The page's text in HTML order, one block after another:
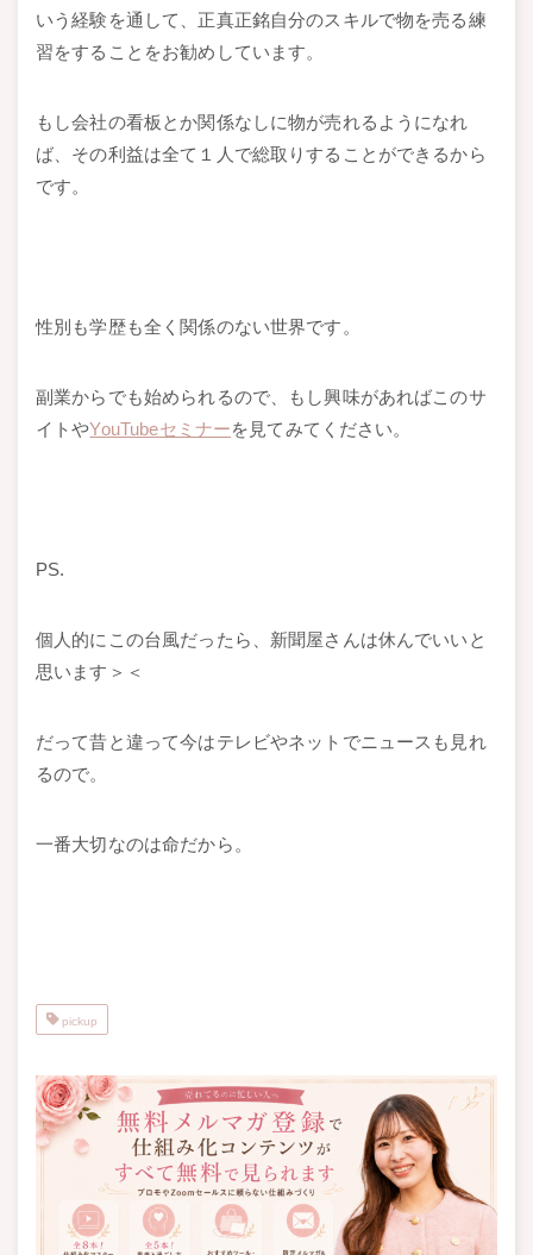
いう経験を通して、正真正銘自分のスキルで物を売る練
習をすることをお勧めしています。
もし会社の看板とか関係なしに物が売れるようになれ
ば、その利益は全て１人で総取りすることができるから
です。
性別も学歴も全く関係のない世界です。
副業からでも始められるので、もし興味があればこのサ
イトやYouTubeセミナーを見てみてください。
PS.
個人的にこの台風だったら、新聞屋さんは休んでいいと
思います＞＜
だって昔と違って今はテレビやネットでニュースも見れ
るので。
一番大切なのは命だから。
pickup